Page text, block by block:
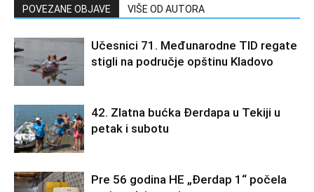
POVEZANE OBJAVE VIŠE OD AUTORA
Učesnici 71. Međunarodne TID regate
stigli na područje opštinu Kladovo
42. Zlatna bućka Đerdapa u Tekiji u
petak i subotu
Pre 56 godina HE „Đerdap 1“ počela